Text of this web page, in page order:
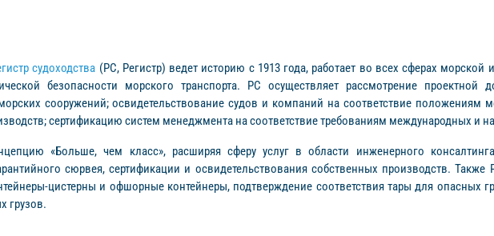
судоходства (РС, Регистр) ведет историю с 1913 года, работает во всех сферах морской
безопасности морского транспорта. РС осуществляет рассмотрение проектной
сооружений; освидетельствование судов и компаний на соответствие положениям
сертификацию систем менеджмента на соответствие требованиям международных и
«Больше, чем класс», расширяя сферу услуг в области инженерного
сюрвея, сертификации и освидетельствования собственных производств. Также
цистерны и офшорные контейнеры, подтверждение соответствия тары для опасных
грузов.